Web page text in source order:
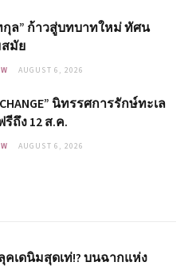
กุล” ก้าวสู่บทบาทใหม่ ทัศน
มัย
AUGUST 6, 2026
CHANGE” นิทรรศการรักษ์ทะเล
ถึง 12 ส.ค.
AUGUST 6, 2026
คเดนิมสุดเท่!? บนฉากแห่ง